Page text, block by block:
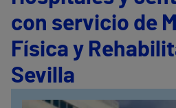
con servicio de
Física y
Sevilla